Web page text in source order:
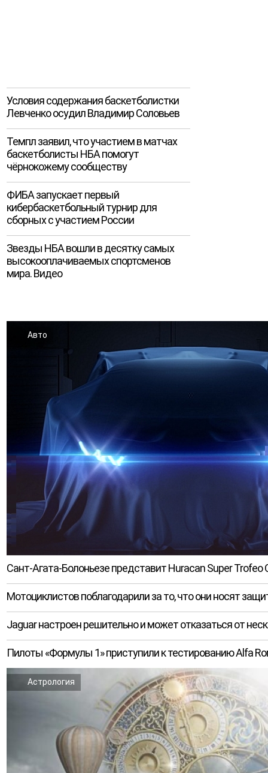
Условия содержания баскетболистки
Левченко осудил Владимир Соловьев
Темпл заявил, что участием в матчах
баскетболисты НБА помогут
чёрнокожему сообществу
ФИБА запускает первый
кибербаскетбольный турнир для
сборных с участием России
Звезды НБА вошли в десятку самых
высокооплачиваемых спортсменов
мира. Видео
Сант-Агата-Болоньезе представит Huracan Super Trofeo
Мотоциклистов поблагодарили за то, что они носят
Jaguar настроен решительно и может отказаться от
Пилоты «Формулы 1» приступили к тестированию Alfa
Авто
Астрология